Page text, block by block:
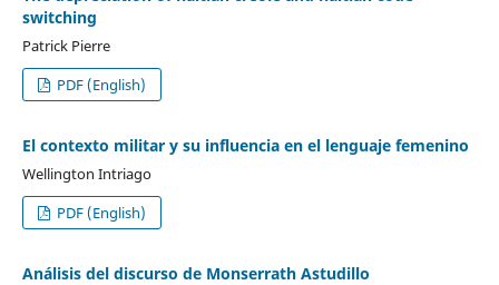
switching
Patrick Pierre
PDF (English)
El contexto militar y su influencia en el lenguaje femenino
Wellington Intriago
PDF (English)
Análisis del discurso de Monserrath Astudillo